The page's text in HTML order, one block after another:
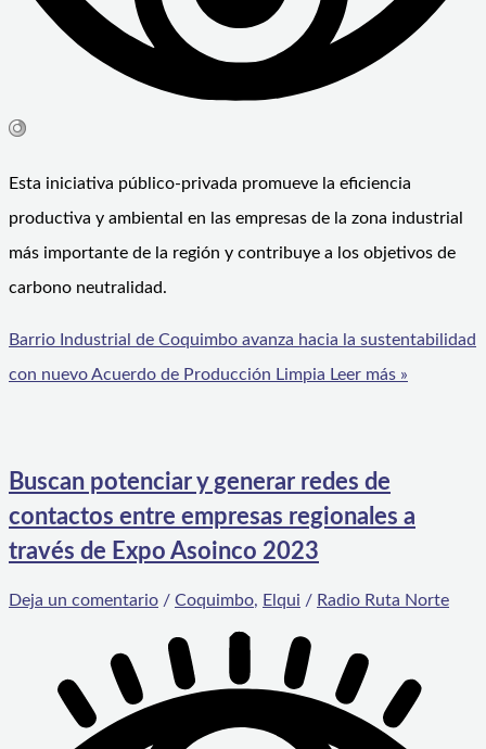
Esta iniciativa público-privada promueve la eficiencia
productiva y ambiental en las empresas de la zona industrial
más importante de la región y contribuye a los objetivos de
carbono neutralidad.
Barrio Industrial de Coquimbo avanza hacia la sustentabilidad
con nuevo Acuerdo de Producción Limpia Leer más »
Buscan potenciar y generar redes de
contactos entre empresas regionales a
través de Expo Asoinco 2023
Deja un comentario / Coquimbo, Elqui / Radio Ruta Norte